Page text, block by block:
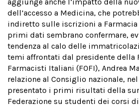
dell’accesso a Medicina, che
indiretto sulle iscrizioni a Farmacia
primi dati sembrano confermare,
tendenza al calo delle
temi affrontati dal presidente della
Farmacisti Italiani (FOFI), Andrea
relazione al Consiglio nazionale,
presentato i primi risultati della
Federazione su studenti dei corsi